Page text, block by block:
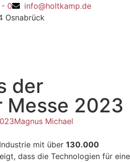
- 0
info@holtkamp.de
Osnabrück
der
Messe 2023
Magnus Michael
mit über 130.000
dass die Technologien für eine